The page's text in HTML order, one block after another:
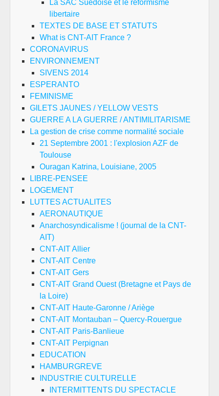
La SAC Suédoise et le réformisme
libertaire
TEXTES DE BASE ET STATUTS
What is CNT-AIT France ?
CORONAVIRUS
ENVIRONNEMENT
SIVENS 2014
ESPERANTO
FEMINISME
GILETS JAUNES / YELLOW VESTS
GUERRE A LA GUERRE / ANTIMILITARISME
La gestion de crise comme normalité sociale
21 Septembre 2001 : l'explosion AZF de
Toulouse
Ouragan Katrina, Louisiane, 2005
LIBRE-PENSEE
LOGEMENT
LUTTES ACTUALITES
AERONAUTIQUE
Anarchosyndicalisme ! (journal de la CNT-
AIT)
CNT-AIT Allier
CNT-AIT Centre
CNT-AIT Gers
CNT-AIT Grand Ouest (Bretagne et Pays de
la Loire)
CNT-AIT Haute-Garonne / Ariège
CNT-AIT Montauban – Quercy-Rouergue
CNT-AIT Paris-Banlieue
CNT-AIT Perpignan
EDUCATION
HAMBURGREVE
INDUSTRIE CULTURELLE
INTERMITTENTS DU SPECTACLE